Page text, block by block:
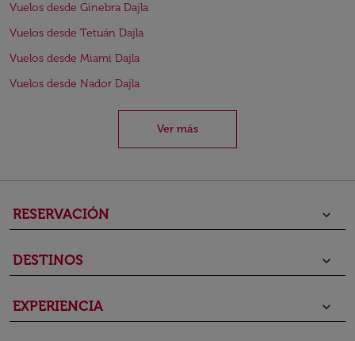
Vuelos desde Ginebra Dajla
Vuelos desde Tetuán Dajla
Vuelos desde Miami Dajla
Vuelos desde Nador Dajla
Ver más
RESERVACIÓN keyboard_arrow_down
DESTINOS keyboard_arrow_down
EXPERIENCIA keyboard_arrow_down